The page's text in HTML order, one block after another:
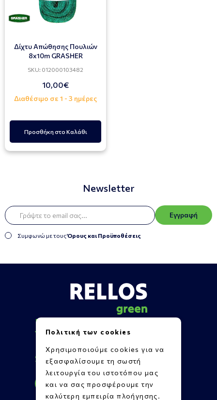
Δίχτυ Απώθησης Πουλιών
8x10m GRASHER
SKU: 012000103482
10,00€
Διαθέσιμο σε 1 - 3 ημέρες
Προσθήκη στο Καλάθι
Newsletter
Εγγραφή
Συμφωνώ με τουςΌρους και Προϋποθέσεις
Πληροφορίες
Υποστήριξη
Επικοινωνία
Social Media
Πολιτική των cookies
Χρησιμοποιούμε cookies για να
εξασφαλίσουμε τη σωστή
λειτουργία του ιστοτόπου μας
και να σας προσφέρουμε την
καλύτερη εμπειρία πλοήγησης.